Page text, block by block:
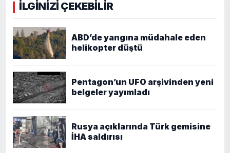
İLGİNİZİ ÇEKEBİLİR
ABD’de yangına müdahale eden
helikopter düştü
Pentagon’un UFO arşivinden yeni
belgeler yayımladı
Rusya açıklarında Türk gemisine
İHA saldırısı